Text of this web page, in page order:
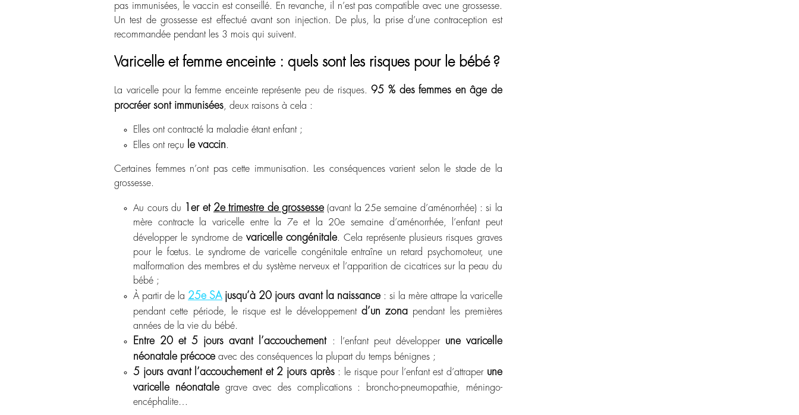
pas immunisées, le vaccin est conseillé. En revanche, il n’est pas compatible avec une grossesse.
Un test de grossesse est effectué avant son injection. De plus, la prise d’une contraception est
recommandée pendant les 3 mois qui suivent.
Varicelle et femme enceinte : quels sont les risques pour le bébé ?
La varicelle pour la femme enceinte représente peu de risques.95 % des femmes en âge de
procréer sont immunisées , deux raisons à cela :
Elles ont contracté la maladie étant enfant ;
Elles ont reçu
le vaccin.
Certaines femmes n’ont pas cette immunisation. Les conséquences varient selon le stade de la
grossesse.
Au cours du 1eret 2etrimestre de grossesse (avant la 25esemaine d’aménorrhée) : si la
mère contracte la varicelle entre la 7eet la 20e semaine d’aménorrhée, l’enfant peut
développer le syndrome de varicelle congénitale. Cela représente plusieurs risques graves
pour le fœtus. Le syndrome de varicelle congénitale entraîne un retard psychomoteur, une
malformation des membres et du système nerveux et l’apparition de cicatrices sur la peau du
bébé ;
À partir de la 25eSAjusqu’à 20 jours avant la naissance : si la mère attrape la varicelle
pendant cette période, le risque est le développementd’un zona pendant les premières
années de la vie du bébé.
Entre 20 et 5 jours avant l’accouchement : l’enfant peut développer une varicelle
néonatale précoce avec des conséquences la plupart du temps bénignes ;
5 jours avant l’accouchement et 2 jours après : le risque pour l’enfant est d’attraper une
varicelle néonatale grave avec des complications : broncho-pneumopathie, méningo-
encéphalite…